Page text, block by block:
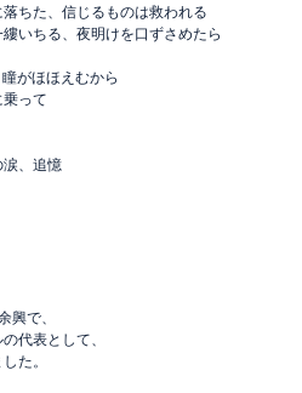
ちた、信じるものは救われる
いちる、夜明けを口ずさめたら
がほほえむから
って
、追憶
興で、
代表として、
た。